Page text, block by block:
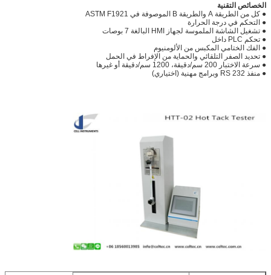
الخصائص التقنية
● كل من الطريقة A والطريقة B الموصوفة في ASTM F1921
● التحكم في درجة الحرارة
● تشغيل الشاشة الملموسة لجهاز HMI البالغة 7 بوصات
● تحكم PLC داخل
● الفك الختامي المكبس من الألومنيوم
● تحديد الصفر التلقائي والحماية من الإفراط في الحمل
● سرعة الاختبار 200 سم/دقيقة، 1200 سم/دقيقة أو غيرها
● منفذ RS 232 وبرامج مهنية (اختياري)